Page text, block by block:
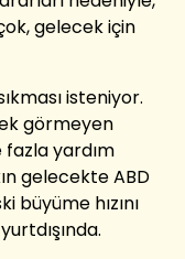
gelecek için
isteniyor.
görmeyen
yardım
gelecekte ABD
büyüme hızını